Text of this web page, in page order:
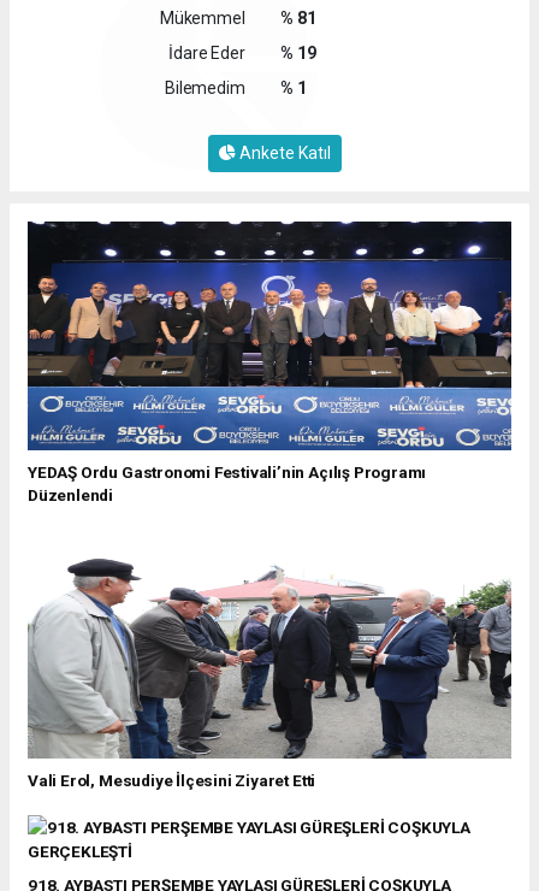
Mükemmel
% 81
İdare Eder
% 19
Bilemedim
% 1
Ankete Katıl
YEDAŞ Ordu Gastronomi Festivali’nin Açılış Programı
Düzenlendi
Vali Erol, Mesudiye İlçesini Ziyaret Etti
918. AYBASTI PERŞEMBE YAYLASI GÜREŞLERİ COŞKUYLA